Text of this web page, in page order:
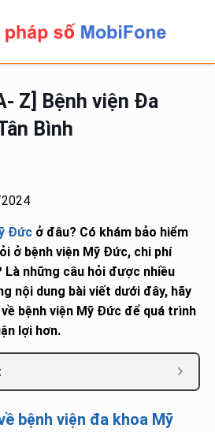
Z] Bệnh viện Đa
Bình
Đức ở đâu? Có khám bảo hiểm
ở bệnh viện Mỹ Đức, chi phí
Là những câu hỏi được nhiều
nội dung bài viết dưới đây, hãy
bệnh viện Mỹ Đức để quá trình
lợi hơn.
bệnh viện đa khoa Mỹ